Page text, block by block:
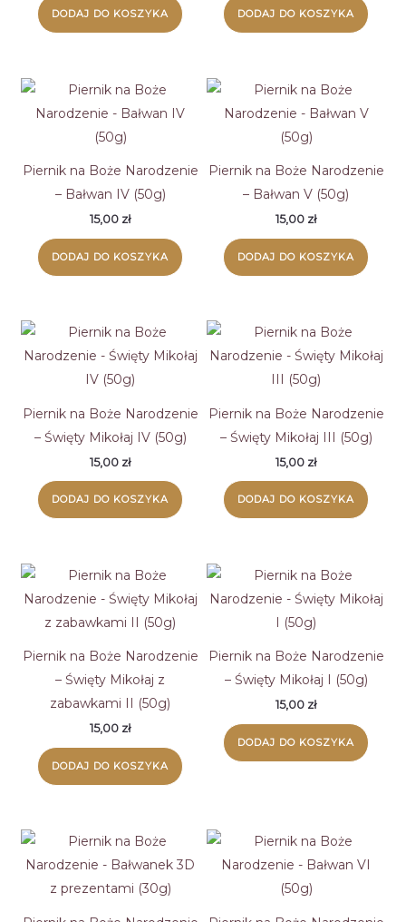
DODAJ DO KOSZYKA DODAJ DO KOSZYKA
Piernik na Boże Narodzenie
– Bałwan IV (50g)
15,00 zł
DODAJ DO KOSZYKA
Piernik na Boże Narodzenie
– Bałwan V (50g)
15,00 zł
DODAJ DO KOSZYKA
Piernik na Boże Narodzenie
– Święty Mikołaj IV (50g)
15,00 zł
DODAJ DO KOSZYKA
Piernik na Boże Narodzenie
– Święty Mikołaj III (50g)
15,00 zł
DODAJ DO KOSZYKA
Piernik na Boże Narodzenie
– Święty Mikołaj z
zabawkami II (50g)
15,00 zł
DODAJ DO KOSZYKA
Piernik na Boże Narodzenie
– Święty Mikołaj I (50g)
15,00 zł
DODAJ DO KOSZYKA